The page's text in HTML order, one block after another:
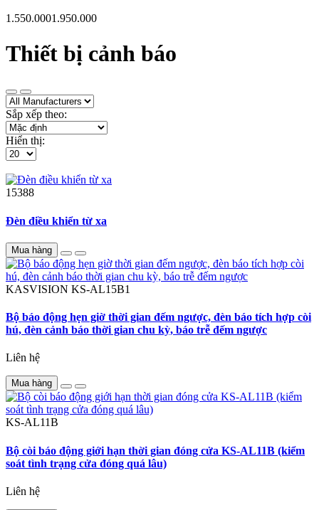
1.550.0001.950.000
Thiết bị cảnh báo
Sắp xếp theo:
Hiển thị:
15388
Đèn điều khiển từ xa
Mua hàng
KASVISION KS-AL15B1
Bộ báo động hẹn giờ thời gian đếm ngược, đèn báo tích hợp còi
hú, đèn cảnh báo thời gian chu kỳ, báo trễ đếm ngược
Liên hệ
Mua hàng
KS-AL11B
Bộ còi báo động giới hạn thời gian đóng cửa KS-AL11B (kiểm
soát tình trạng cửa đóng quá lâu)
Liên hệ